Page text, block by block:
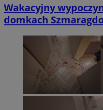
Wakacyjny
domkach